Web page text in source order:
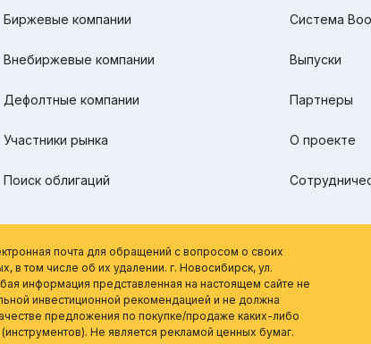
Биржевые компании
Внебиржевые компании
Дефолтные компании
Участники рынка
Поиск облигаций
Система
Выпуски
Партнеры
О проекте
почта для обращений с вопросом о своих
в том числе об их удалении. г. Новосибирск, ул.
информация представленная на настоящем сайте не
инвестиционной рекомендацией и не должна
предложения по покупке/продаже каких-либо
Не является рекламой ценных бумаг.